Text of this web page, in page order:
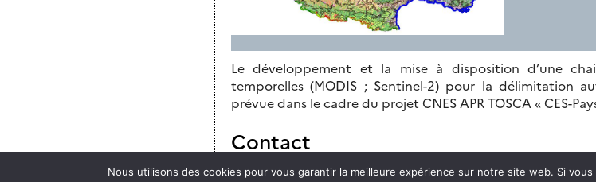
Le développement et la mise à disposition d’une
temporelles (MODIS ; Sentinel-2) pour la délimitation
prévue dans le cadre du projet CNES APR TOSCA « CES-
Contact
Nous utilisons des cookies pour vous garantir la meilleure expérience sur notre site web. Si